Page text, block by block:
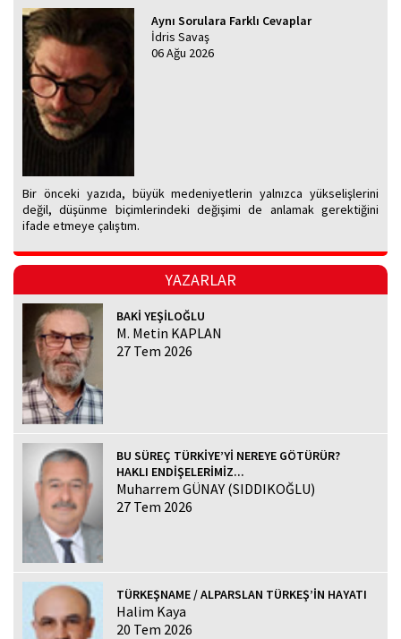
Aynı Sorulara Farklı Cevaplar
İdris Savaş
06 Ağu 2026
Bir önceki yazıda, büyük medeniyetlerin yalnızca yükselişlerini
değil, düşünme biçimlerindeki değişimi de anlamak gerektiğini
ifade etmeye çalıştım.
YAZARLAR
BAKİ YEŞİLOĞLU
M. Metin KAPLAN
27 Tem 2026
BU SÜREÇ TÜRKİYE’Yİ NEREYE GÖTÜRÜR?
HAKLI ENDİŞELERİMİZ...
Muharrem GÜNAY (SIDDIKOĞLU)
27 Tem 2026
TÜRKEŞNAME / ALPARSLAN TÜRKEŞ’İN HAYATI
Halim Kaya
20 Tem 2026